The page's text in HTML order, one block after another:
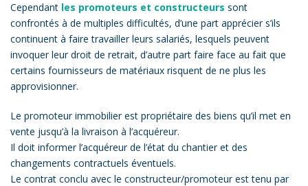
Cependant les promoteurs et constructeurs sont
confrontés à de multiples difficultés, d’une part apprécier s’ils
continuent à faire travailler leurs salariés, lesquels peuvent
invoquer leur droit de retrait, d’autre part faire face au fait que
certains fournisseurs de matériaux risquent de ne plus les
approvisionner.
Le promoteur immobilier est propriétaire des biens qu’il met en
vente jusqu’à la livraison à l’acquéreur.
Il doit informer l’acquéreur de l’état du chantier et des
changements contractuels éventuels.
Le contrat conclu avec le constructeur/promoteur est tenu par